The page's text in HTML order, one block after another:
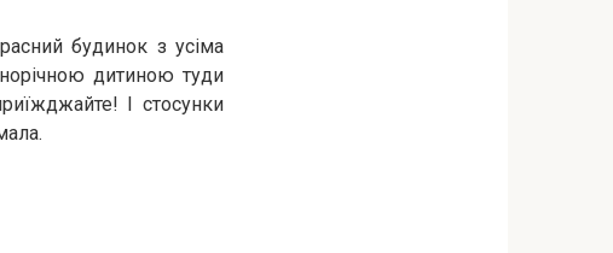
будинок з усіма
дитиною туди
І стосунки